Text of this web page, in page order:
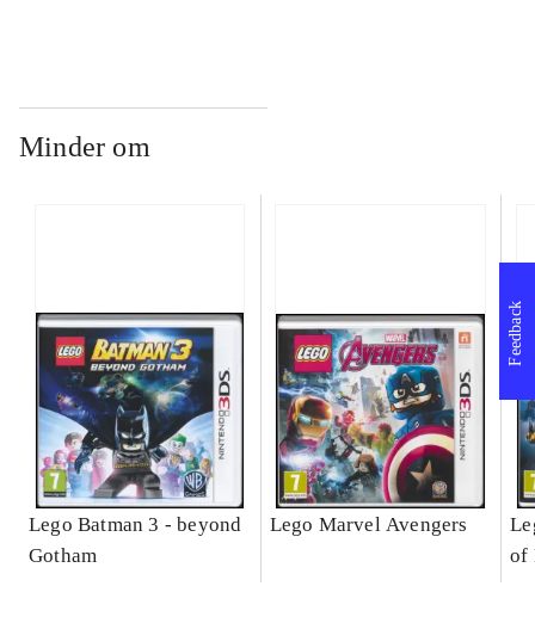
Minder om
Lego Batman 3 - beyond
Gotham
Lego Marvel Avengers
of
Feedback